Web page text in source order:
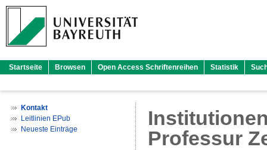
Startseite Browsen Open Access Schriftenreihen Statistik
Kontakt
Leitlinien EPub
Neueste Einträge
Professur